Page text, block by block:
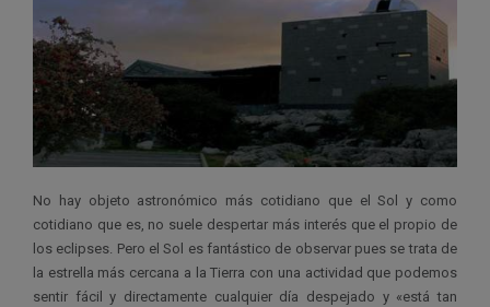
No hay objeto astronómico más cotidiano que el Sol y como
cotidiano que es, no suele despertar más interés que el propio de
los eclipses. Pero el Sol es fantástico de observar pues se trata de
la estrella más cercana a la Tierra con una actividad que podemos
sentir fácil y directamente cualquier día despejado y «está tan